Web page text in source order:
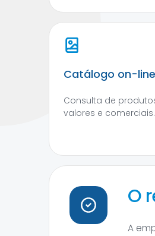
Catálogo on-line
Consulta de
valores e comerciais.
O
A